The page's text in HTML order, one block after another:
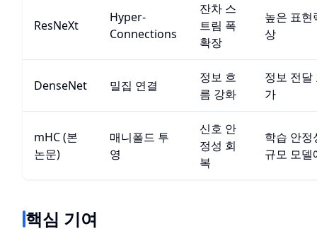
ResNeXt
Hyper-
Connections
잔차 스
트림 폭
확장
높은 표현
상
DenseNet 밀집 연결
정보 흐
름 강화
정보 전달
가
mHC (본
논문)
매니폴드 투
영
신호 안
정성 회
복
학습 안정
규모 모델
핵심 기여